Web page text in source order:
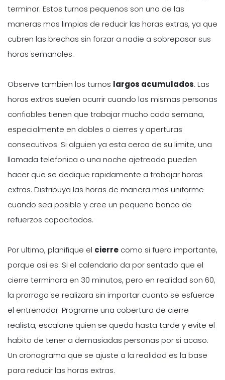
terminar. Estos turnos pequenos son una de las
maneras mas limpias de reducir las horas extras, ya que
cubren las brechas sin forzar a nadie a sobrepasar sus
horas semanales.
Observe tambien los turnos largos acumulados. Las
horas extras suelen ocurrir cuando las mismas personas
confiables tienen que trabajar mucho cada semana,
especialmente en dobles o cierres y aperturas
consecutivos. Si alguien ya esta cerca de su limite, una
llamada telefonica o una noche ajetreada pueden
hacer que se dedique rapidamente a trabajar horas
extras. Distribuya las horas de manera mas uniforme
cuando sea posible y cree un pequeno banco de
refuerzos capacitados.
Por ultimo, planifique el cierre como si fuera importante,
porque asi es. Si el calendario da por sentado que el
cierre terminara en 30 minutos, pero en realidad son 60,
la prorroga se realizara sin importar cuanto se esfuerce
el entrenador. Programe una cobertura de cierre
realista, escalone quien se queda hasta tarde y evite el
habito de tener a demasiadas personas por si acaso.
Un cronograma que se ajuste a la realidad es la base
para reducir las horas extras.